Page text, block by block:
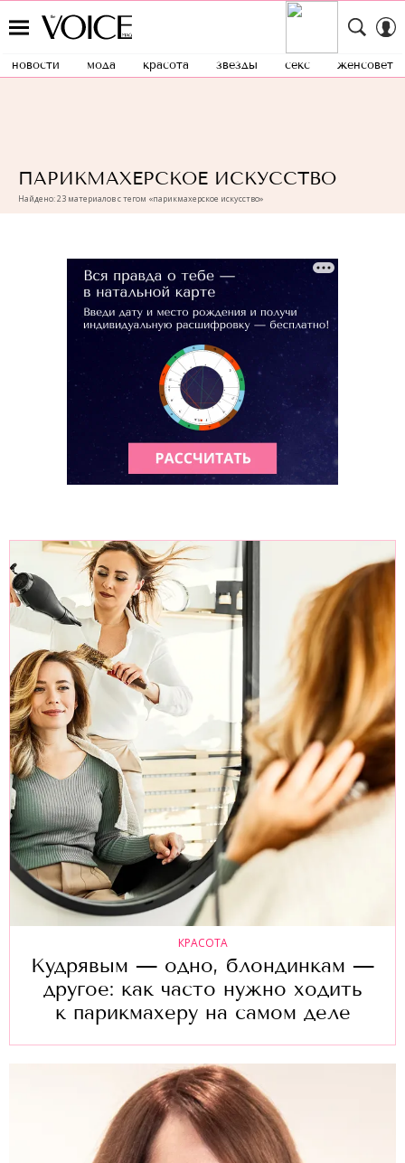
новости мода красота звезды секс женсовет
ПАРИКМАХЕРСКОЕ ИСКУССТВО
Найдено: 23 материалов с тегом «парикмахерское искусство»
КРАСОТА
Кудрявым — одно, блондинкам —
другое: как часто нужно ходить
к парикмахеру на самом деле